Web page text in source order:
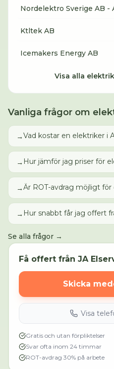
Nordelektro Sverige AB -
Ktltek AB
Icemakers Energy AB
Visa alla
Vanliga frågor om
→Vad kostar en elektriker i
→ Hur jämför jag priser för
→Är ROT-avdrag möjligt
→ Hur snabbt får jag offert
Se alla frågor →
Få offert från JA
Skicka
Visa
Gratis och utan förpliktelser
Svar ofta inom 24 timmar
ROT-avdrag 30% på arbete